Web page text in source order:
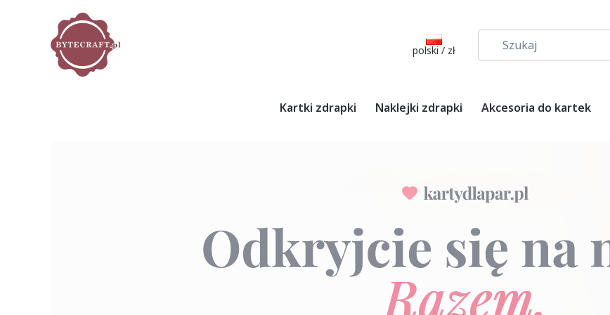
polski / zł
Kartki zdrapki Naklejki zdrapki Akcesoria do kartek